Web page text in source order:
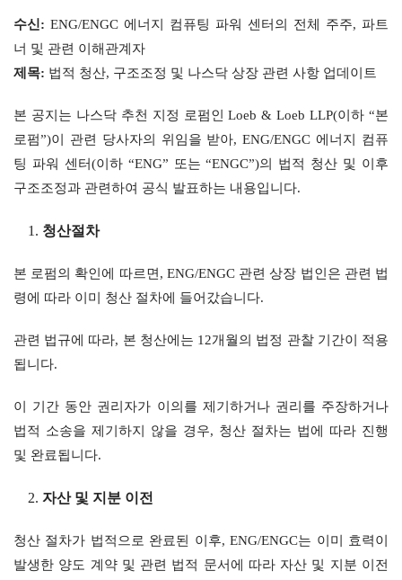
수신 : ENG/ENGC 에너지 컴퓨팅 파워 센터의 전체 주주, 파트
너 및 관련 이해관계자
제목: 법적 청산, 구조조정 및 나스닥 상장 관련 사항 업데이트
본 공지는 나스닥 추천 지정 로펌인 Loeb & Loeb LLP(이하 “본
로펌”)이 관련 당사자의 위임을 받아, ENG/ENGC 에너지 컴퓨
팅 파워 센터(이하 “ENG” 또는 “ENGC”)의 법적 청산 및 이후
구조조정과 관련하여 공식 발표하는 내용입니다.
청산절차
본 로펌의 확인에 따르면, ENG/ENGC 관련 상장 법인은 관련 법
령에 따라 이미 청산 절차에 들어갔습니다.
관련 법규에 따라, 본 청산에는 12개월의 법정 관찰 기간이 적용
됩니다.
이 기간 동안 권리자가 이의를 제기하거나 권리를 주장하거나
법적 소송을 제기하지 않을 경우, 청산 절차는 법에 따라 진행
및 완료됩니다.
자산 및 지분 이전
청산 절차가 법적으로 완료된 이후, ENG/ENGC는 이미 효력이
발생한 양도 계약 및 관련 법적 문서에 따라 자산 및 지분 이전